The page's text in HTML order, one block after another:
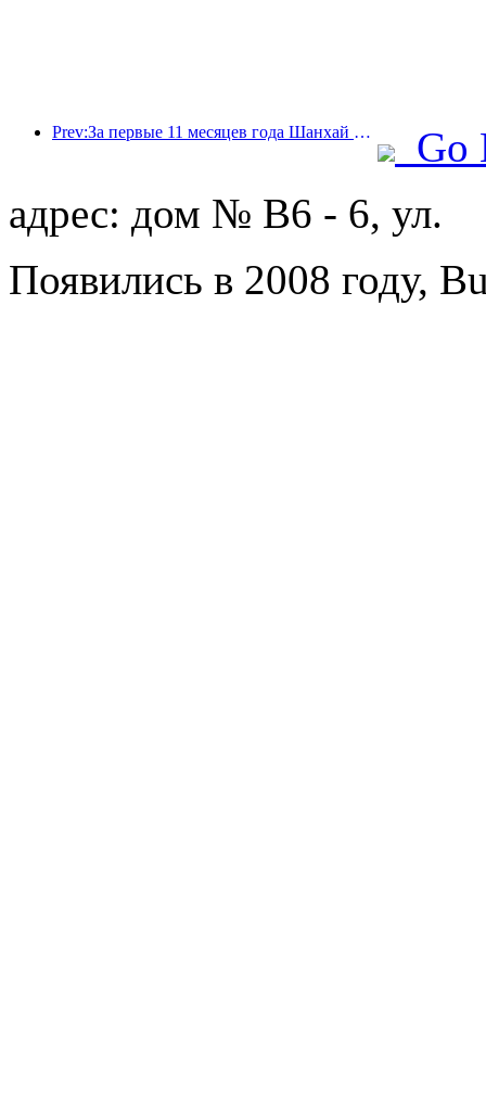
Prev:За первые 11 месяцев года Шанхай принял 8,282 миллиона иностранных туристов, что превзошло первоначальные ожидания.
Go
адрес: дом № B6 - 6, ул.
Появились в 2008 году,